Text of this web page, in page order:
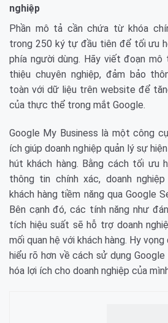
nghiệp
Phần mô tả cần chứa từ khóa
trong 250 ký tự đầu tiên để tối ưu
phía người dùng. Hãy viết đoạn
thiệu chuyên nghiệp, đảm bảo
toàn với dữ liệu trên website để
của thực thể trong mắt Google.
Google My Business là một công
ích giúp doanh nghiệp quản lý sự
hút khách hàng. Bằng cách tối ưu
thông tin chính xác, doanh
khách hàng tiềm năng qua Google
Bên cạnh đó, các tính năng như
tích hiệu suất sẽ hỗ trợ doanh
mối quan hệ với khách hàng. Hy
hiểu rõ hơn về cách sử dụng
hóa lợi ích cho doanh nghiệp của